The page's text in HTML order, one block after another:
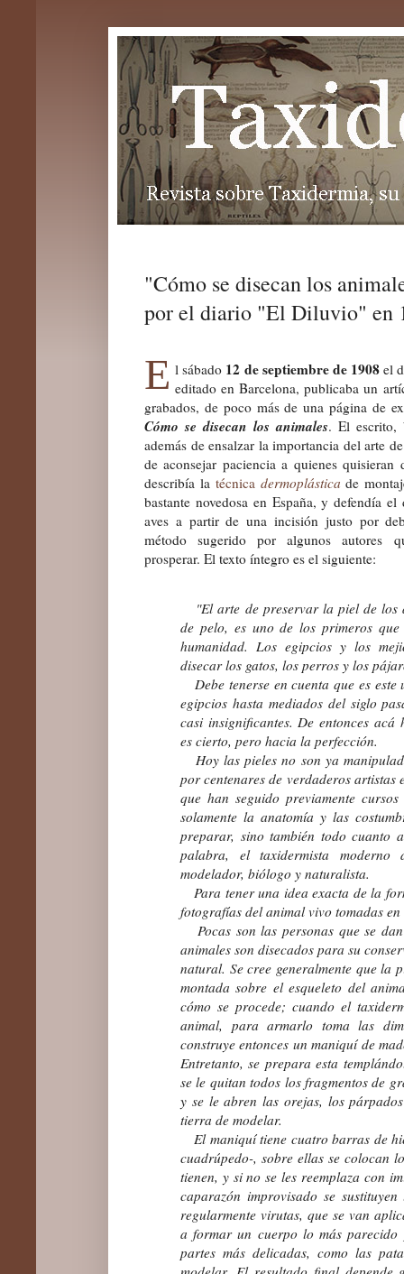
"Cómo se disecan los
por el diario "El Diluvio" en
E l sábado 12 de septiembre de 1908 el
editado en Barcelona, publicaba un
grabados, de poco más de una página de
Cómo se disecan los animales. El escrito,
además de ensalzar la importancia del arte
de aconsejar paciencia a quienes quisieran
describía la técnica dermoplástica de
bastante novedosa en España, y defendía
aves a partir de una incisión justo por
métodosugerido por algunos autores
prosperar. El texto íntegro es el siguiente:
"El arte de preservar la piel de los
de pelo, es uno de los primeros
humanidad. Los egipcios y los
disecar los gatos, los perros y los
Debe tenerse en cuenta que es
egipcios hasta mediados del siglo
casi insignificantes. De entonces acá
es cierto, pero hacia la perfección.
Hoy las pieles no son ya
por centenares de verdaderos artistas
que han seguido previamente
solamente la anatomía y las
preparar, sino también todo cuanto
palabra, el taxidermista
modelador, biólogo y naturalista.
Para tener una idea exacta de la
fotografías del animal vivo tomadas
Pocas son las personas que se
animales son disecados para su
natural. Se cree generalmente que la
montada sobre el esqueleto del
cómo se procede; cuando el
animal, para armarlo toma las
construye entonces un maniquí de
Entretanto, se prepara esta
se le quitan todos los fragmentos de
y se le abren las orejas, los
tierra de modelar.
El maniquí tiene cuatro barras de
cuadrúpedo-, sobre ellas se colocan
tienen, y si no se les reemplaza con
caparazón improvisado se
regularmente virutas, que se van
a formar un cuerpo lo más
partes más delicadas, como las